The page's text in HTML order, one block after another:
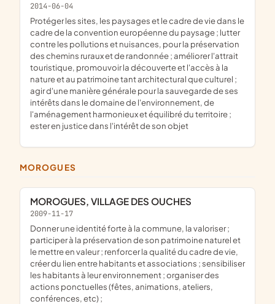
2014-06-04
protéger les sites, les paysages et le cadre de vie dans le
cadre de la convention européenne du paysage ; lutter
contre les pollutions et nuisances, pour la préservation
des chemins ruraux et de randonnée ; améliorer l'attrait
touristique, promouvoir la découverte et l'accès à la
nature et au patrimoine tant architectural que culturel ;
agir d'une manière générale pour la sauvegarde de ses
intérêts dans le domaine de l'environnement, de
l'aménagement harmonieux et équilibré du territoire ;
ester en justice dans l'intérêt de son objet
MOROGUES
MOROGUES, VILLAGE DES OUCHES
2009-11-17
donner une identité forte à la commune, la valoriser ;
participer à la préservation de son patrimoine naturel et
le mettre en valeur ; renforcer la qualité du cadre de vie,
créer du lien entre habitants et associations ; sensibiliser
les habitants à leur environnement ; organiser des
actions ponctuelles (fêtes, animations, ateliers,
conférences, etc) ;